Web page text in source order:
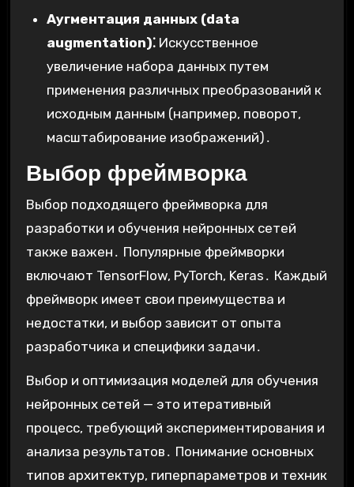
Аугментация данных (data
augmentation)⁚Искусственное
увеличение набора данных путем
применения различных преобразований к
исходным данным (например, поворот,
масштабирование изображений)․
Выбор фреймворка
Выбор подходящего фреймворка для
разработки и обучения нейронных сетей
также важен․ Популярные фреймворки
включают TensorFlow, PyTorch, Keras․ Каждый
фреймворк имеет свои преимущества и
недостатки, и выбор зависит от опыта
разработчика и специфики задачи․
Выбор и оптимизация моделей для обучения
нейронных сетей — это итеративный
процесс, требующий экспериментирования и
анализа результатов․ Понимание основных
типов архитектур, гиперпараметров и техник